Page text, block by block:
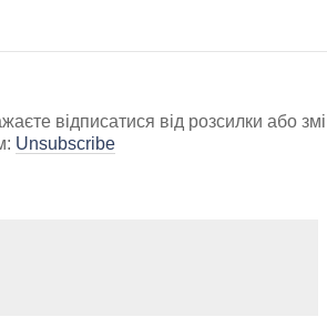
відписатися від розсилки або
Unsubscribe